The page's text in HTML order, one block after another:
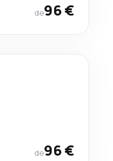
de96 €
de96 €